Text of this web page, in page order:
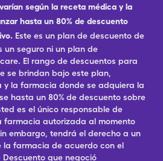
según la receta médica y la
hasta un 80% de descuento
Este es un plan de descuento de
un seguro ni un plan de
El rango de descuentos para
se brindan bajo este plan,
la farmacia donde se adquiera la
hasta un 80% de descuento sobre
es el único responsable de
farmacia autorizada al momento
embargo, tendrá el derecho a un
farmacia de acuerdo con el
que negoció